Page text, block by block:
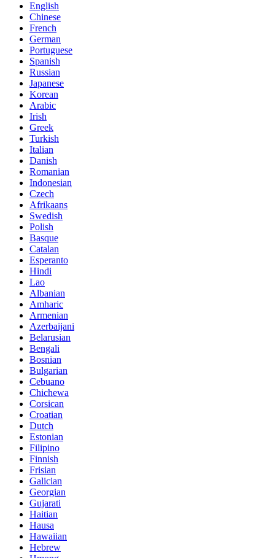
English
Chinese
French
German
Portuguese
Spanish
Russian
Japanese
Korean
Arabic
Irish
Greek
Turkish
Italian
Danish
Romanian
Indonesian
Czech
Afrikaans
Swedish
Polish
Basque
Catalan
Esperanto
Hindi
Lao
Albanian
Amharic
Armenian
Azerbaijani
Belarusian
Bengali
Bosnian
Bulgarian
Cebuano
Chichewa
Corsican
Croatian
Dutch
Estonian
Filipino
Finnish
Frisian
Galician
Georgian
Gujarati
Haitian
Hausa
Hawaiian
Hebrew